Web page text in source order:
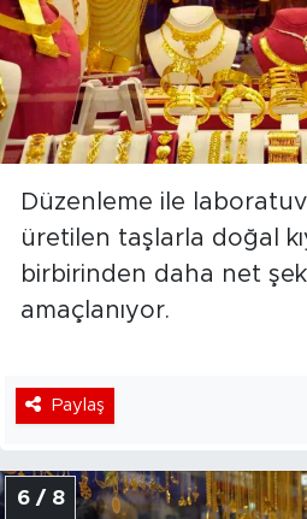
Düzenleme ile
üretilen taşlarla doğal
birbirinden daha net
amaçlanıyor.
Paylaş
6 / 8